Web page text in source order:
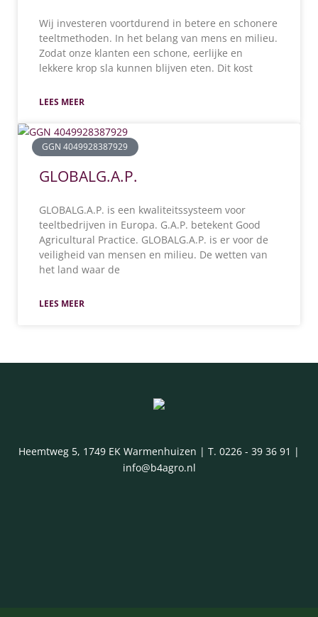
Wij investeren voortdurend in betere en schonere
teeltmethoden. In het belang van mens en milieu.
Zodat onze klanten een schone, eerlijke en
lekkere krop sla kunnen blijven eten. Dit kost
LEES MEER
GGN 4049928387929
GLOBALG.A.P.
GLOBALG.A.P. is een kwaliteitssysteem voor
teeltbedrijven in Europa. G.A.P. betekent Good
Agricultural Practice. GLOBALG.A.P. is er voor de
veiligheid van mensen en milieu. De wetten van
het land waar de
LEES MEER
Heemtweg 5, 1749 EK Warmenhuizen | T. 0226 - 39 36 91 |
info@b4agro.nl